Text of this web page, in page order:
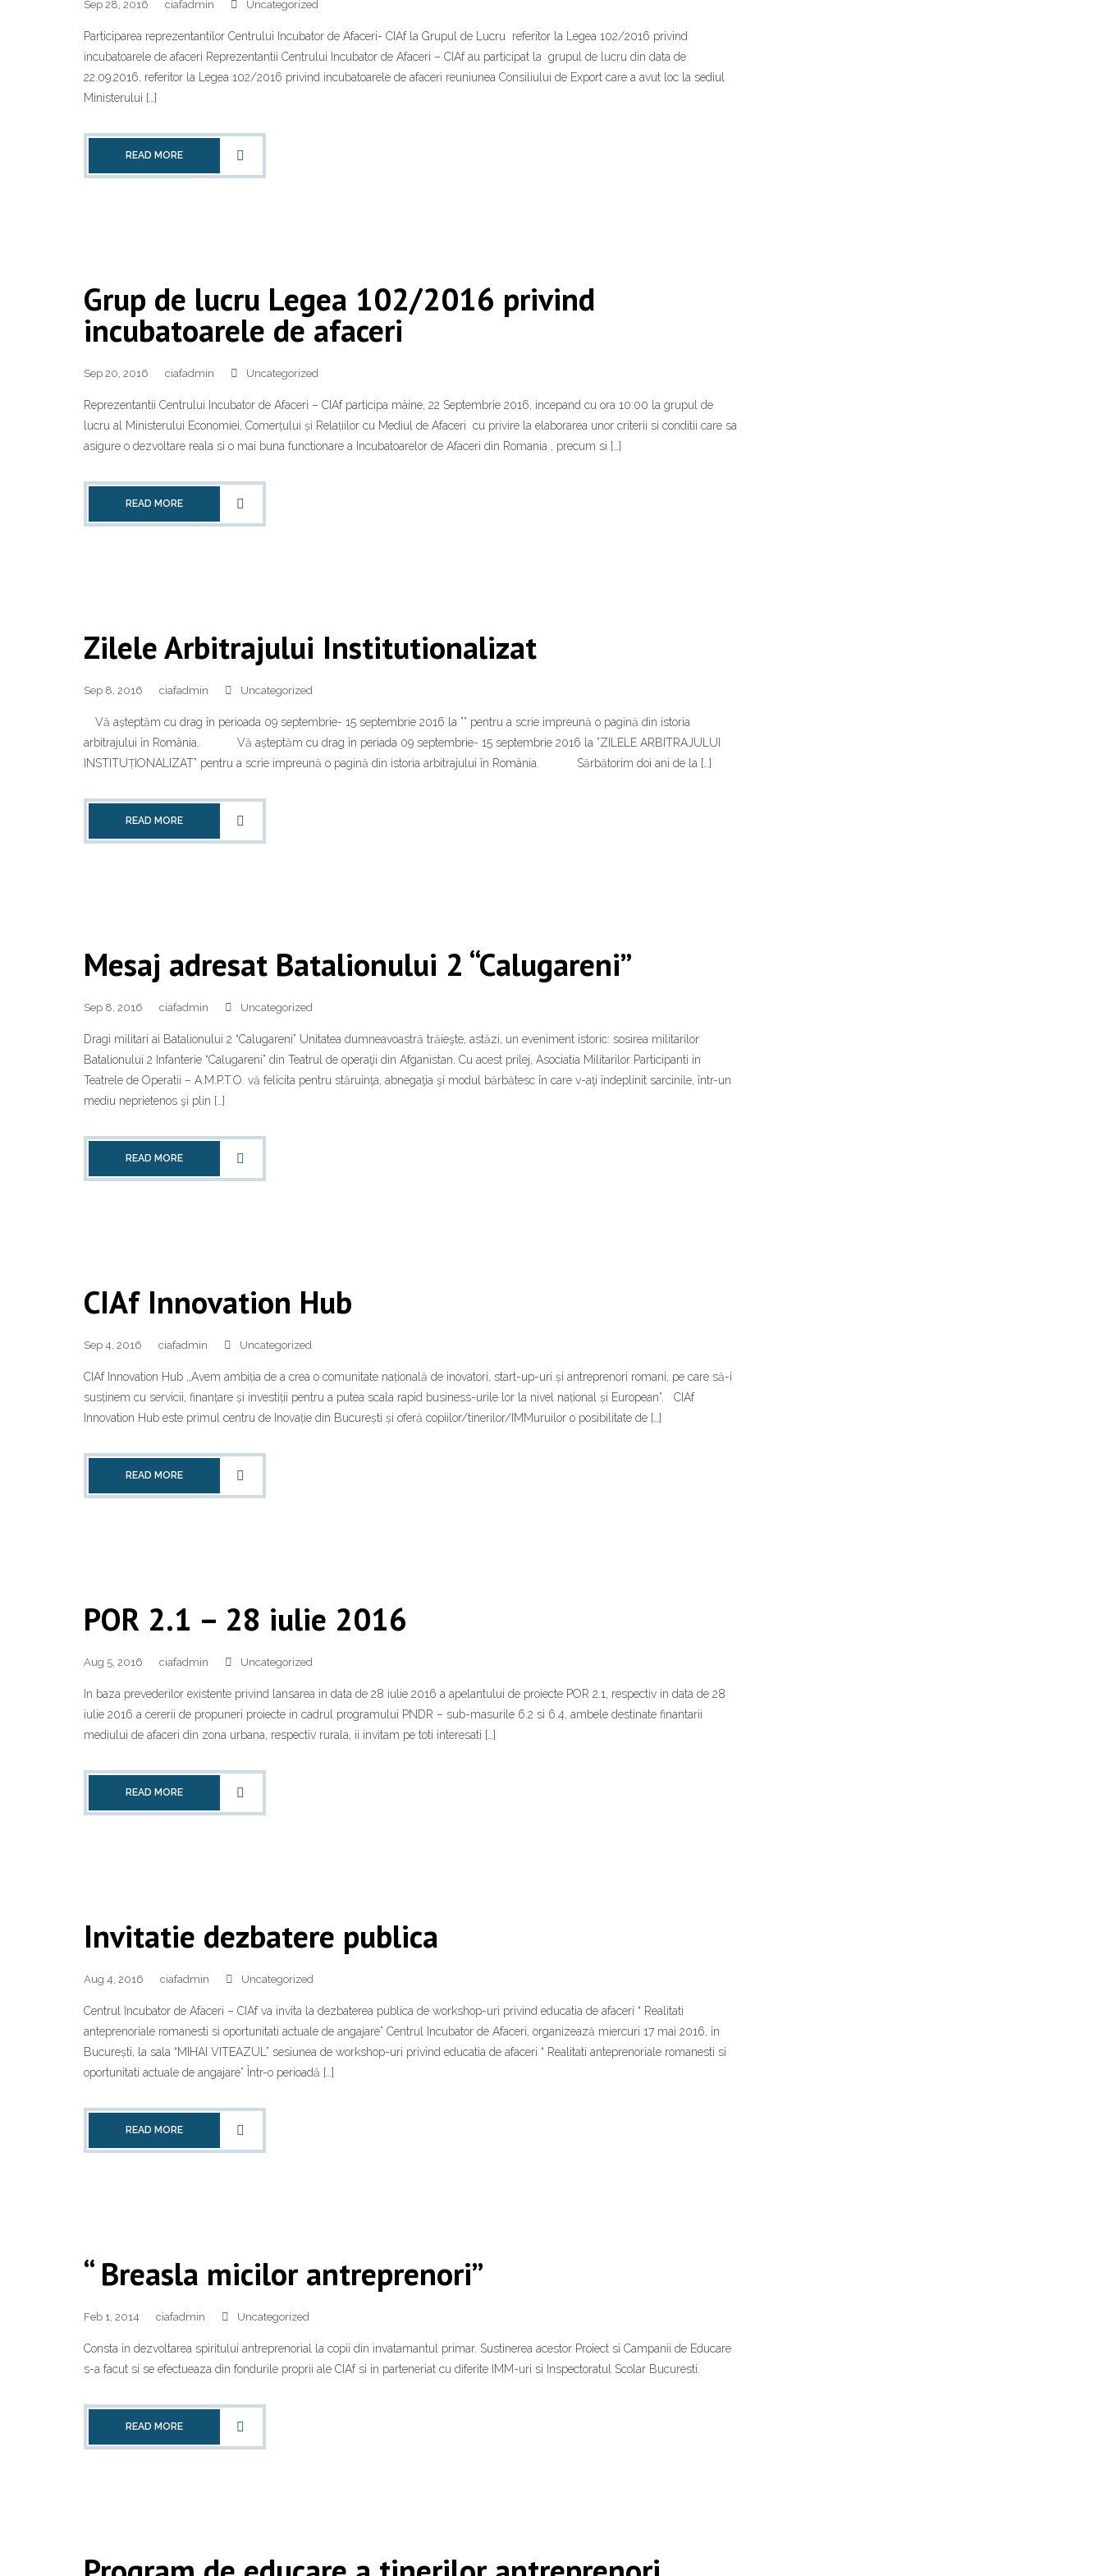
Sep 28, 2016 ciafadmin Uncategorized
Participarea reprezentantilor Centrului Incubator de Afaceri- CIAf la Grupul de Lucru referitor la Legea 102/2016 privind
incubatoarele de afaceri Reprezentantii Centrului Incubator de Afaceri – CIAf au participat la grupul de lucru din data de
22.09.2016, referitor la Legea 102/2016 privind incubatoarele de afaceri reuniunea Consiliului de Export care a avut loc la sediul
Ministerului […]
READ MORE
Grup de lucru Legea 102/2016 privind
incubatoarele de afaceri
Sep 20, 2016 ciafadmin Uncategorized
Reprezentantii Centrului Incubator de Afaceri – CIAf participa mâine, 22 Septembrie 2016, incepand cu ora 10:00 la grupul de
lucru al Ministerului Economiei, Comerțului și Relațiilor cu Mediul de Afaceri cu privire la elaborarea unor criterii si conditii care sa
asigure o dezvoltare reala si o mai buna functionare a Incubatoarelor de Afaceri din Romania , precum si […]
READ MORE
Zilele Arbitrajului Institutionalizat
Sep 8, 2016 ciafadmin Uncategorized
Vă așteptăm cu drag în perioada 09 septembrie- 15 septembrie 2016 la ”” pentru a scrie impreună o pagină din istoria
arbitrajului în România. Vă așteptăm cu drag în periada 09 septembrie- 15 septembrie 2016 la ”ZILELE ARBITRAJULUI
INSTITUȚIONALIZAT” pentru a scrie impreună o pagină din istoria arbitrajului în România. Sărbătorim doi ani de la […]
READ MORE
Mesaj adresat Batalionului 2 “Calugareni”
Sep 8, 2016 ciafadmin Uncategorized
Dragi militari ai Batalionului 2 “Calugareni” Unitatea dumneavoastră trăieşte, astăzi, un eveniment istoric: sosirea militarilor
Batalionului 2 Infanterie “Calugareni” din Teatrul de operaţii din Afganistan. Cu acest prilej, Asociatia Militarilor Participanti in
Teatrele de Operatii – A.M.P.T.O. vă felicita pentru stăruinţa, abnegaţia şi modul bărbătesc în care v-aţi îndeplinit sarcinile, într-un
mediu neprietenos şi plin […]
READ MORE
CIAf Innovation Hub
Sep 4, 2016 ciafadmin Uncategorized
CIAf Innovation Hub ,,Avem ambiția de a crea o comunitate națională de inovatori, start-up-uri și antreprenori romani, pe care să-i
susținem cu servicii, finanțare și investiții pentru a putea scala rapid business-urile lor la nivel național și European”. CIAf
Innovation Hub este primul centru de Inovație din București și oferă copiilor/tinerilor/IMMuruilor o posibilitate de […]
READ MORE
POR 2.1 – 28 iulie 2016
Aug 5, 2016 ciafadmin Uncategorized
In baza prevederilor existente privind lansarea in data de 28 iulie 2016 a apelantului de proiecte POR 2.1, respectiv in data de 28
iulie 2016 a cererii de propuneri proiecte in cadrul programului PNDR – sub-masurile 6.2 si 6.4, ambele destinate finantarii
mediului de afaceri din zona urbana, respectiv rurala, ii invitam pe toti interesati […]
READ MORE
Invitatie dezbatere publica
Aug 4, 2016 ciafadmin Uncategorized
Centrul Incubator de Afaceri – CIAf va invita la dezbaterea publica de workshop-uri privind educatia de afaceri “ Realitati
anteprenoriale romanesti si oportunitati actuale de angajare” Centrul Incubator de Afaceri, organizează miercuri 17 mai 2016, în
București, la sala “MIHAI VITEAZUL” sesiunea de workshop-uri privind educatia de afaceri “ Realitati anteprenoriale romanesti si
oportunitati actuale de angajare” Într-o perioadă […]
READ MORE
“ Breasla micilor antreprenori”
Feb 1, 2014 ciafadmin Uncategorized
Consta in dezvoltarea spiritului antreprenorial la copii din invatamantul primar. Sustinerea acestor Proiect si Campanii de Educare
s-a facut si se efectueaza din fondurile proprii ale CIAf si in parteneriat cu diferite IMM-uri si Inspectoratul Scolar Bucuresti.
READ MORE